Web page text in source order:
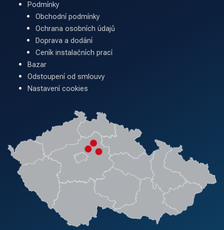
Podmínky
Obchodní podmínky
Ochrana osobních údajů
Doprava a dodání
Ceník instalačních prací
Bazar
Odstoupení od smlouvy
Nastavení cookies